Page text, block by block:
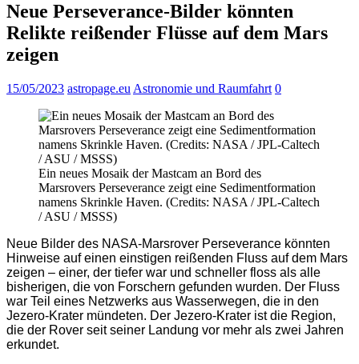
Neue Perseverance-Bilder könnten
Relikte reißender Flüsse auf dem Mars
zeigen
15/05/2023 astropage.eu Astronomie und Raumfahrt 0
Ein neues Mosaik der Mastcam an Bord des
Marsrovers Perseverance zeigt eine Sedimentformation
namens Skrinkle Haven. (Credits: NASA / JPL-Caltech
/ ASU / MSSS)
Neue Bilder des NASA-Marsrover Perseverance könnten
Hinweise auf einen einstigen reißenden Fluss auf dem Mars
zeigen – einer, der tiefer war und schneller floss als alle
bisherigen, die von Forschern gefunden wurden. Der Fluss
war Teil eines Netzwerks aus Wasserwegen, die in den
Jezero-Krater mündeten. Der Jezero-Krater ist die Region,
die der Rover seit seiner Landung vor mehr als zwei Jahren
erkundet.